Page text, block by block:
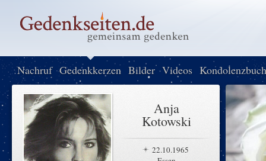
Nachruf Gedenkkerzen Bilder Videos Kondolenzbuch
Anja
Kotowski
22.10.1965